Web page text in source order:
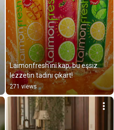
Laimonfresh’ini kap, bu eşsiz
lezzetin tadını çıkart!
271 views